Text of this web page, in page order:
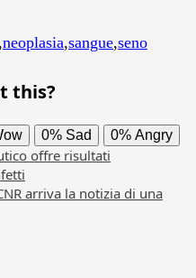
,neoplasia,sangue,seno
this?
0% Sad 0% Angry
offre risultati
arriva la notizia di una